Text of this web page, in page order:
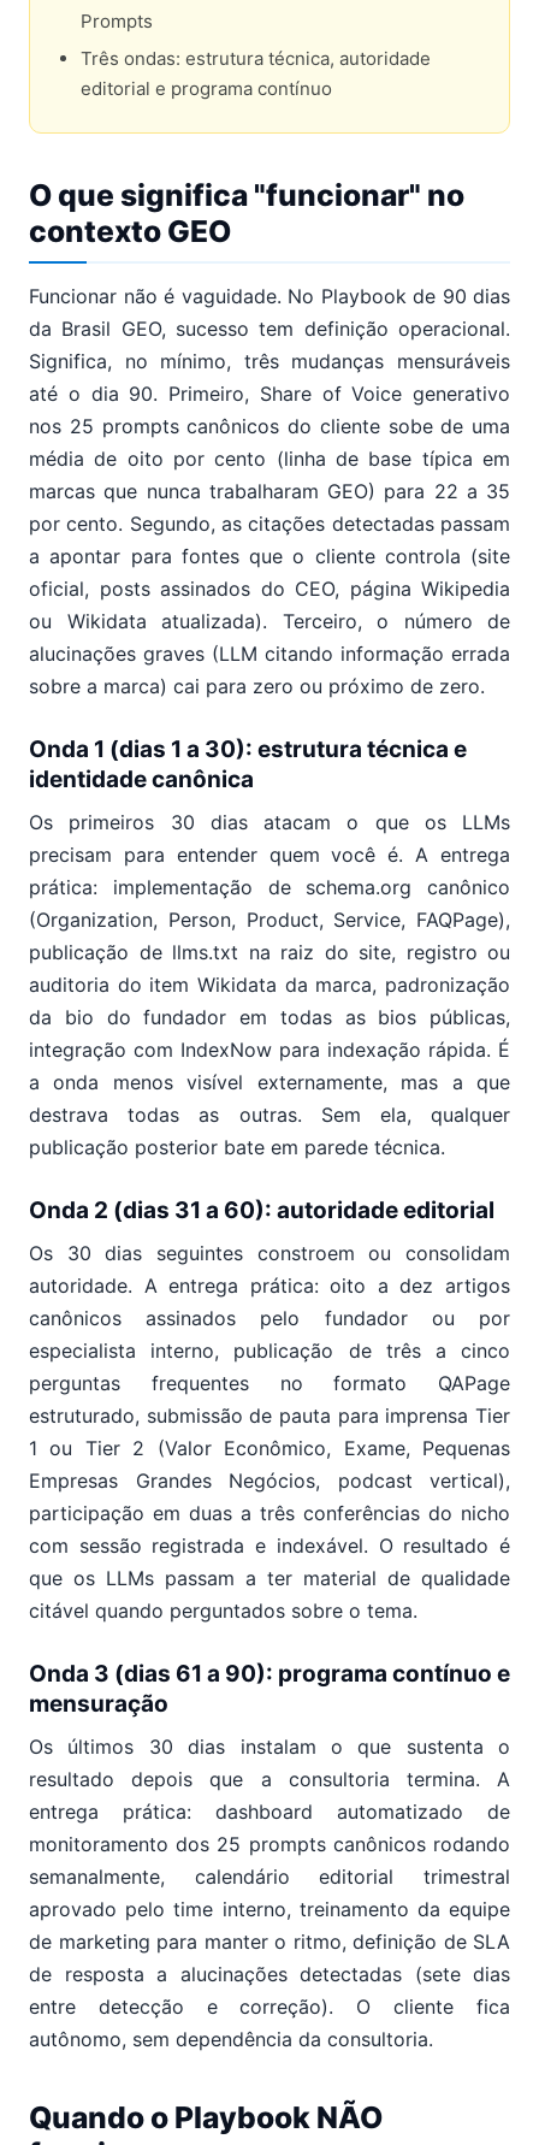
Prompts
Três ondas: estrutura técnica, autoridade
editorial e programa contínuo
O que significa "funcionar" no
contexto GEO
Funcionar não é vaguidade. No Playbook de 90 dias
da Brasil GEO, sucesso tem definição operacional.
Significa, no mínimo, três mudanças mensuráveis
até o dia 90. Primeiro, Share of Voice generativo
nos 25 prompts canônicos do cliente sobe de uma
média de oito por cento (linha de base típica em
marcas que nunca trabalharam GEO) para 22 a 35
por cento. Segundo, as citações detectadas passam
a apontar para fontes que o cliente controla (site
oficial, posts assinados do CEO, página Wikipedia
ou Wikidata atualizada). Terceiro, o número de
alucinações graves (LLM citando informação errada
sobre a marca) cai para zero ou próximo de zero.
Onda 1 (dias 1 a 30): estrutura técnica e
identidade canônica
Os primeiros 30 dias atacam o que os LLMs
precisam para entender quem você é. A entrega
prática: implementação de schema.org canônico
(Organization, Person, Product, Service, FAQPage),
publicação de llms.txt na raiz do site, registro ou
auditoria do item Wikidata da marca, padronização
da bio do fundador em todas as bios públicas,
integração com IndexNow para indexação rápida. É
a onda menos visível externamente, mas a que
destrava todas as outras. Sem ela, qualquer
publicação posterior bate em parede técnica.
Onda 2 (dias 31 a 60): autoridade editorial
Os 30 dias seguintes constroem ou consolidam
autoridade. A entrega prática: oito a dez artigos
canônicos assinados pelo fundador ou por
especialista interno, publicação de três a cinco
perguntas frequentes no formato QAPage
estruturado, submissão de pauta para imprensa Tier
1 ou Tier 2 (Valor Econômico, Exame, Pequenas
Empresas Grandes Negócios, podcast vertical),
participação em duas a três conferências do nicho
com sessão registrada e indexável. O resultado é
que os LLMs passam a ter material de qualidade
citável quando perguntados sobre o tema.
Onda 3 (dias 61 a 90): programa contínuo e
mensuração
Os últimos 30 dias instalam o que sustenta o
resultado depois que a consultoria termina. A
entrega prática: dashboard automatizado de
monitoramento dos 25 prompts canônicos rodando
semanalmente, calendário editorial trimestral
aprovado pelo time interno, treinamento da equipe
de marketing para manter o ritmo, definição de SLA
de resposta a alucinações detectadas (sete dias
entre detecção e correção). O cliente fica
autônomo, sem dependência da consultoria.
Quando o Playbook NÃO